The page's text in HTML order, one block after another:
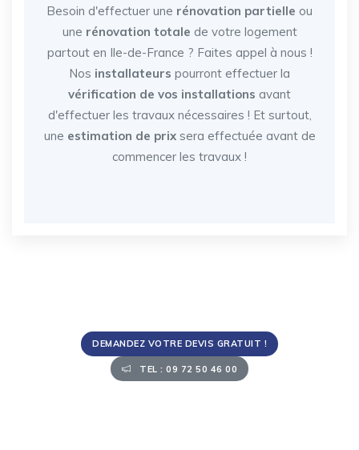
Besoin d'effectuer une rénovation partielle ou
une rénovation totale de votre logement
partout en Ile-de-France ? Faites appel à nous !
Nos installateurs pourront effectuer la
vérification de vos installations avant
d'effectuer les travaux nécessaires ! Et surtout,
une estimation de prixsera effectuée avant de
commencer les travaux !
DEMANDEZ VOTRE DEVIS GRATUIT !
TEL : 09 72 50 46 00